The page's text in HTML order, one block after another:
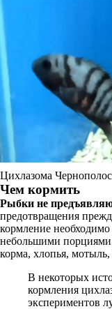
Цихлазома
Чем кормить
Рыбки не
предотвращения
кормление необходимо
небольшими
корма, хлопья,
В некоторых
кормления
экспериментов